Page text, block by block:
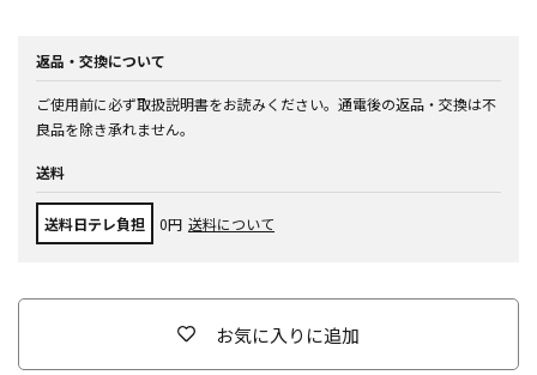
返品・交換について
ご使用前に必ず取扱説明書をお読みください。通電後の返品・交換は不
良品を除き承れません。
送料
送料日テレ負担 0円 送料について
お気に入りに追加